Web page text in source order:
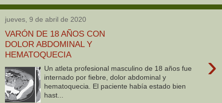
jueves, 9 de abril de 2020
VARÓN DE 18 AÑOS CON
DOLOR ABDOMINAL Y
HEMATOQUECIA
›
Un atleta profesional masculino de 18 años fue
internado por fiebre, dolor abdominal y
hematoquecia. El paciente había estado bien
hast...